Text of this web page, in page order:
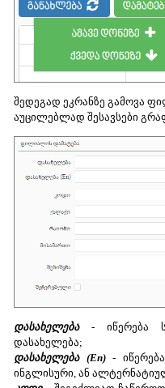
შედეგად ეკრანზე გამოვა
აუცილებლად შესავსები
დასახელება- იწერება
დასახელება;
დასახელება (En)-
ინგლისური, ან